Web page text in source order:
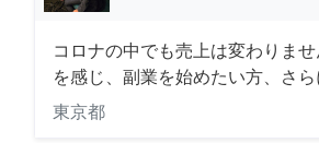
コロナの中でも売上は変わりま
を感じ、副業を始めたい方、さら
東京都